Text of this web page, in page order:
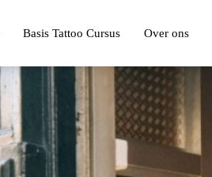
Basis Tattoo Cursus Over ons